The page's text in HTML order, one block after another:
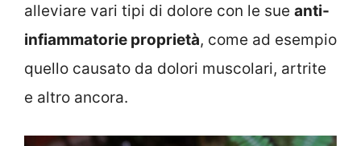
alleviare vari tipi di dolore con le sue anti-
infiammatorie proprietà, come ad esempio
quello causato da dolori muscolari, artrite
e altro ancora.